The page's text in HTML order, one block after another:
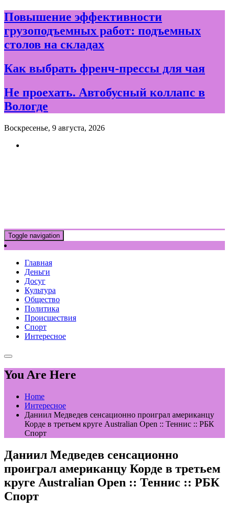
Skip
to
content
Повышение эффективности
грузоподъемных работ: подъемных
столов на складах
Как выбрать френч-прессы для чая
Не проехать. Автобусный коллапс в
Вологде
Воскресенье, 9 августа, 2026
Toggle navigation
Главная
Деньги
Досуг
Культура
Общество
Политика
Происшествия
Спорт
Интересное
You Are Here
Home
Интересное
Даниил Медведев сенсационно проиграл американцу
Корде в третьем круге Australian Open :: Теннис :: РБК
Спорт
Даниил Медведев сенсационно
проиграл американцу Корде в третьем
круге Australian Open :: Теннис :: РБК
Спорт